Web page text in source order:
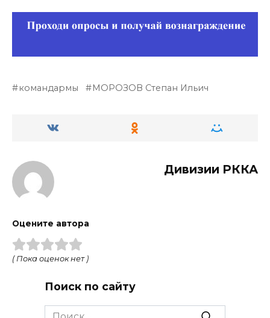
командармы МОРОЗОВ Степан Ильич
Дивизии РККА
Оцените автора
( Пока оценок нет )
Поиск по сайту
Search